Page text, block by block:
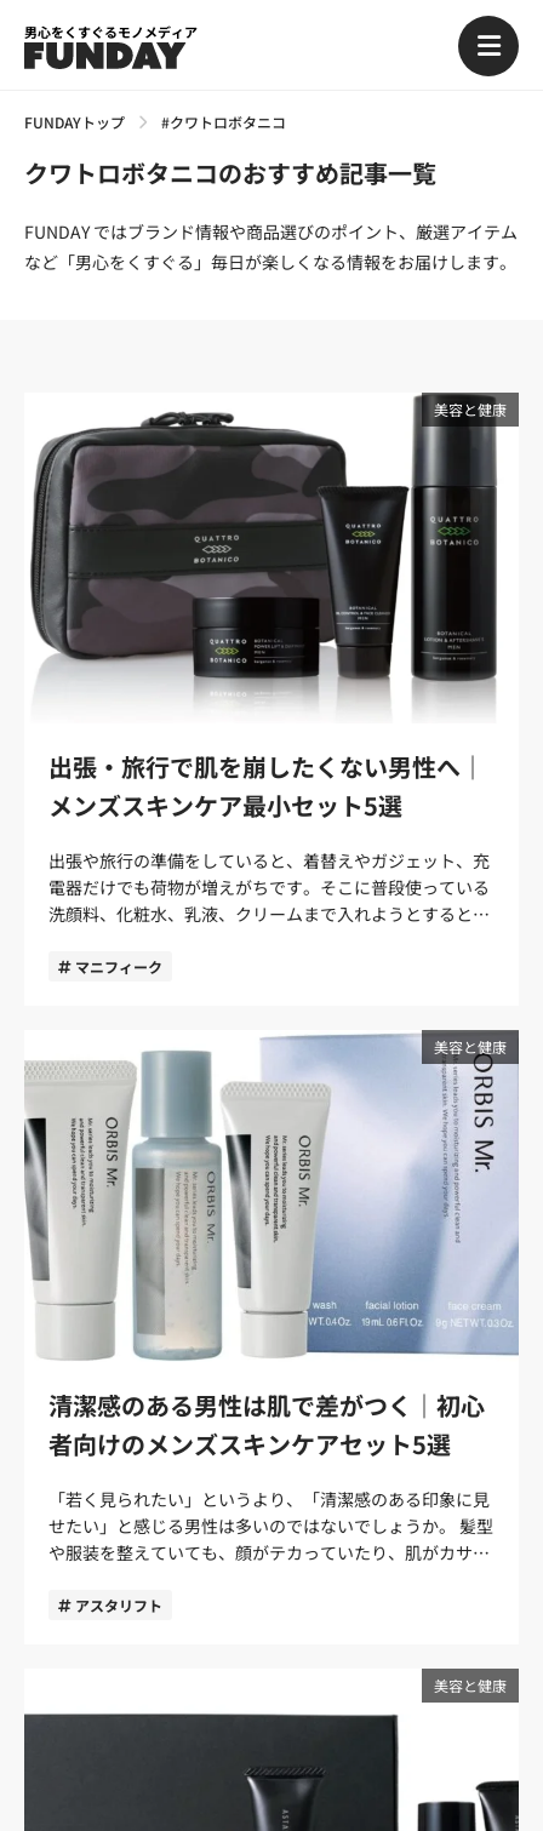
男心をくすぐるモノメディア
FUNDAYトップ #クワトロボタニコ
クワトロボタニコのおすすめ記事一覧
FUNDAY ではブランド情報や商品選びのポイント、厳選アイテム
など「男心をくすぐる」毎日が楽しくなる情報をお届けします。
美容と健康
出張・旅行で肌を崩したくない男性へ｜
メンズスキンケア最小セット5選
出張や旅行の準備をしていると、着替えやガジェット、充
電器だけでも荷物が増えがちです。そこに普段使っている
洗顔料、化粧水、乳液、クリームまで入れようとすると、
のではないでしょうか。 しかし、外泊中はホテルの乾燥、
性は、乾燥やテカリ、ひげ剃り後のヒリつきが清潔感に影
響しやすくなります。 出張・旅行中のメンズスキンケア
は、いつものケアをすべて持っていく必要はありません。
大切なのは、洗顔・保湿・必要に応じたUVケアを、最小限
のアイテムで無理なく続けることです。この記事では、外
泊時に使いやすいメンズスキンケアの選び方と、おすすめ
のトラベル向けアイテムを紹介します。 出張・旅行のメン
ズスキンケアは「最小セット」で続ける 外泊中のスキンケ
アは、完璧さよりも続けやすさが大切です。自宅と同じア
イテムをすべて持ち運ぼうとすると荷物が増え、結局使わ
なくなることもあります。特にスキンケア初心者の場合、
何を持っていけばいいか迷うほど、外泊先でのケアが面倒
になりがちです。 まずは、外泊の日数や予定に合わせて必
要なアイテムを絞りましょう。1泊ならオールインワンを
中心にする、2泊以上なら洗顔と保湿を分ける、日中の移
動が多いならUVケアも入れるなど、目的に合わせて選ぶと
いアイテム選び方のポイント1泊の出張・旅行オールイン
ワン、必要に応じて洗顔料荷物を増やさず、洗顔後にサッ
と保湿できるものを選ぶ2泊以上の外泊洗顔料＋保湿アイ
までケアできるセットが便利日中の移動が多い旅行・出張
ワン、全身に使えるスプレー化粧水1本で複数の役割を持
つアイテムを選ぶ 出張や旅行用のスキンケアは、「多く持
っていくこと」よりも「使い切れる内容にすること」が重
要です。バッグに入れやすく、ホテルの洗面台でもサッと
使えるアイテムを選ぶと、外泊中でも肌のコンディション
マニフィーク
美容と健康
清潔感のある男性は肌で差がつく｜初心
者向けのメンズスキンケアセット5選
「若く見られたい」というより、「清潔感のある印象に見
せたい」と感じる男性は多いのではないでしょうか。 髪型
や服装を整えていても、顔がテカっていたり、肌がカサつ
どこか疲れた印象に見えることがあります。特に30〜40代
けのものではありません。洗顔・保湿・UV対策などの基本
ケアを整えるだけでも、肌をすっきり見せやすくなりま
す。この記事では、スキンケア初心者の男性に向けて、清
潔感を保つための最低限のケアと、選びやすいおすすめア
アスタリフト
美容と健康